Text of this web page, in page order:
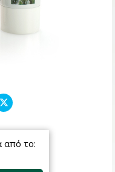
από το: